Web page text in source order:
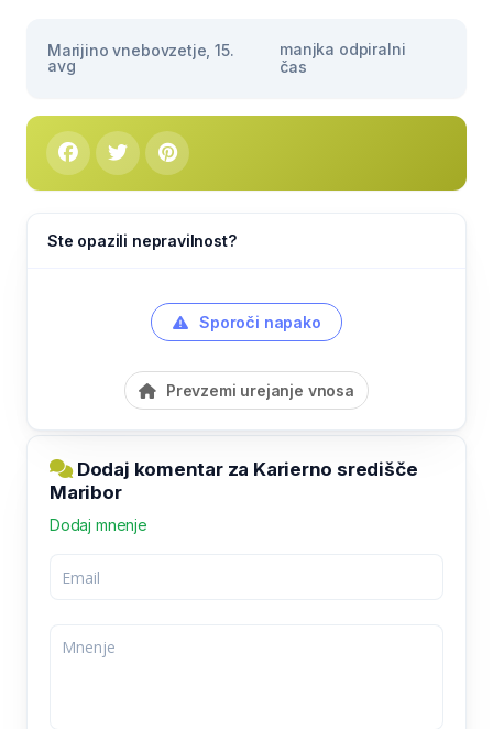
Marijino vnebovzetje, 15.
avg
manjka odpiralni
čas
Ste opazili nepravilnost?
Sporoči napako
Prevzemi urejanje vnosa
Dodaj komentar za Karierno središče
Maribor
Dodaj mnenje